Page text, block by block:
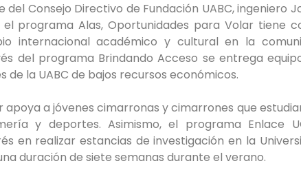
Consejo Directivo de Fundación UABC, ingeniero
el programa Alas, Oportunidades para Volar tiene
internacional académico y cultural en la
del programa Brindando Acceso se entrega
la UABC de bajos recursos económicos.
a jóvenes cimarronas y cimarrones que
y deportes. Asimismo, el programa Enlace
en realizar estancias de investigación en la
duración de siete semanas durante el verano.